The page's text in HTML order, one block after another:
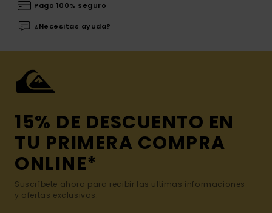
Pago 100% seguro
¿Necesitas ayuda?
15% DE DESCUENTO EN
TU PRIMERA COMPRA
ONLINE*
Suscríbete ahora para recibir las ultimas informaciones
y ofertas exclusivas.